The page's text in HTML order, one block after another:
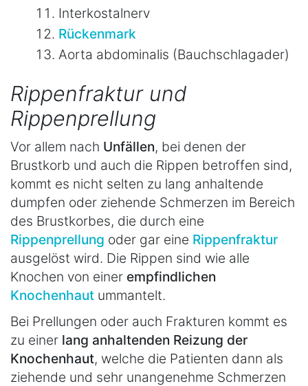
Interkostalnerv
Rückenmark
Aorta abdominalis (Bauchschlagader)
Rippenfraktur und
Rippenprellung
Vor allem nach Unfällen, bei denen der
Brustkorb und auch die Rippen betroffen sind,
kommt es nicht selten zu lang anhaltende
dumpfen oder ziehende Schmerzen im Bereich
des Brustkorbes, die durch eine
Rippenprellung oder gar eine Rippenfraktur
ausgelöst wird. Die Rippen sind wie alle
Knochen von einer empfindlichen
Knochenhaut ummantelt.
Bei Prellungen oder auch Frakturen kommt es
zu einer lang anhaltenden Reizung der
Knochenhaut, welche die Patienten dann als
ziehende und sehr unangenehme Schmerzen